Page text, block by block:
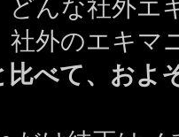
んな社外エ
社外のエキマ
比べて、およ